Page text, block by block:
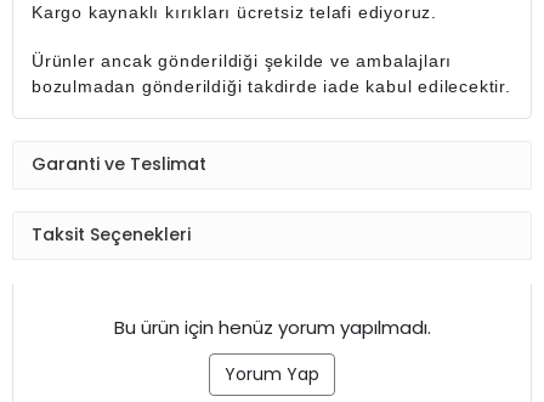
Kargo kaynaklı kırıkları ücretsiz telafi ediyoruz.
Ürünler ancak gönderildiği şekilde ve ambalajları
bozulmadan gönderildiği takdirde iade kabul edilecektir.
Garanti ve Teslimat
Taksit Seçenekleri
Bu ürün için henüz yorum yapılmadı.
Yorum Yap